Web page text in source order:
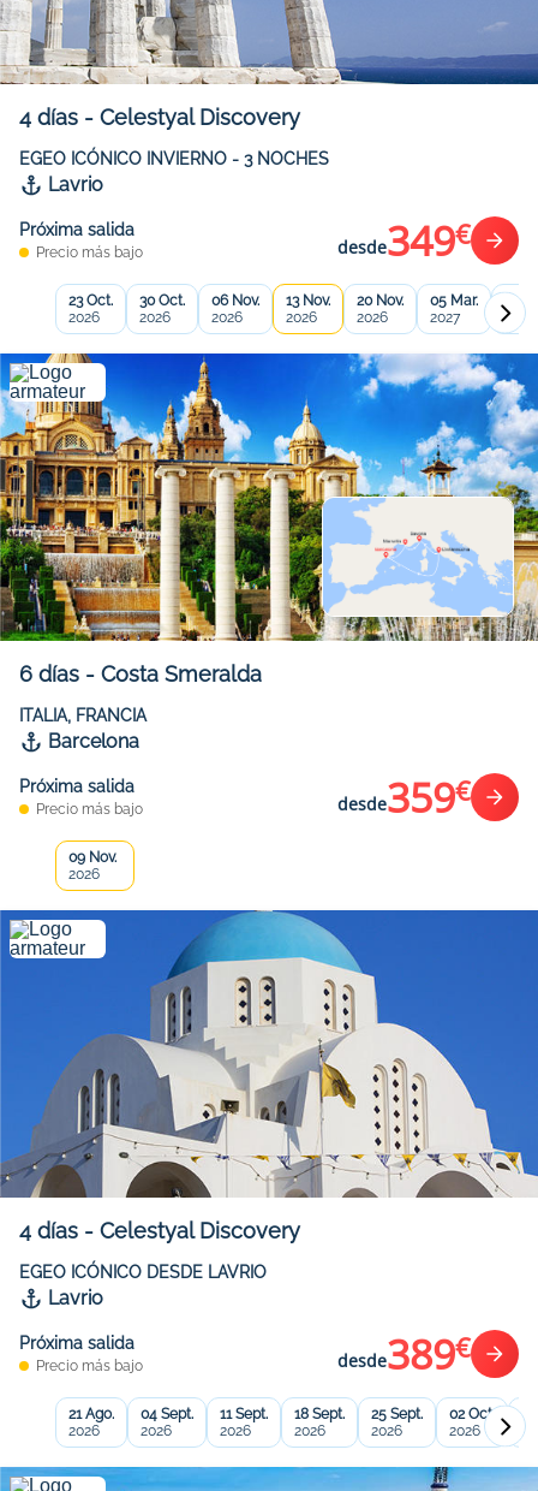
4 días - Celestyal Discovery
EGEO ICÓNICO INVIERNO - 3 NOCHES
Lavrio
Próxima salida
Precio más bajo desde349€
23 Oct.
2026
30 Oct.
2026
06 Nov.
2026
13 Nov.
2026
20 Nov.
2026
05 Mar.
2027
12
2027
6 días - Costa Smeralda
ITALIA, FRANCIA
Barcelona
Próxima salida
Precio más bajo desde359€
09 Nov.
2026
4 días - Celestyal Discovery
EGEO ICÓNICO DESDE LAVRIO
Lavrio
Próxima salida
Precio más bajo desde389€
21 Ago.
2026
04 Sept.
2026
11 Sept.
2026
18 Sept.
2026
25 Sept.
2026
02 Oct.
2026